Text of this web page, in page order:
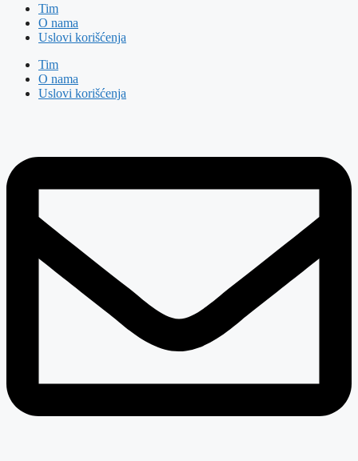
Tim
O nama
Uslovi korišćenja
Tim
O nama
Uslovi korišćenja